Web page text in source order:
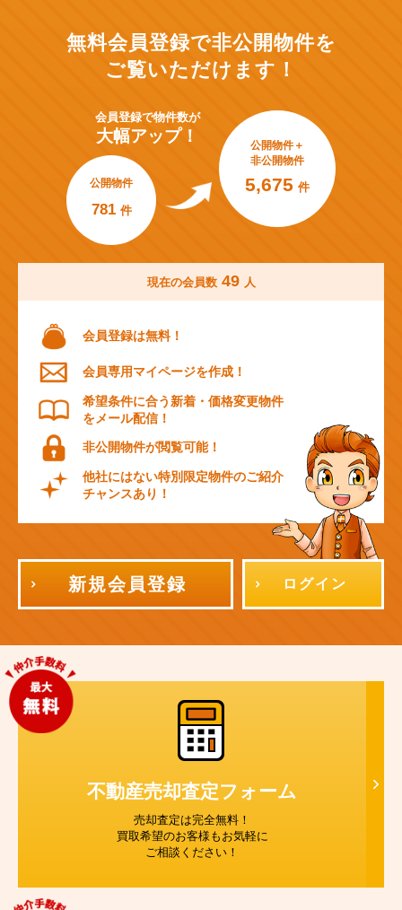
無料会員登録で非公開物件を
ご覧いただけます！
会員登録で物件数が
大幅アップ！
公開物件
781 件
公開物件＋
非公開物件
5,675 件
現在の会員数 49 人
会員登録は無料！
会員専用マイページを作成！
希望条件に合う新着・価格変更物件
をメール配信！
非公開物件が閲覧可能！
他社にはない特別限定物件のご紹介
チャンスあり！
新規会員登録 ログイン
不動産売却査定フォーム
売却査定は完全無料！
買取希望のお客様もお気軽に
ご相談ください！